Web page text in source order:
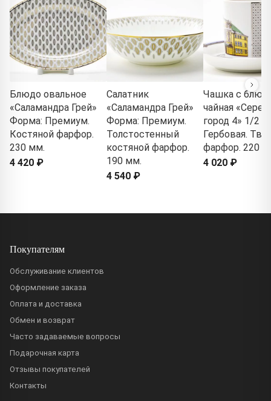
Блюдо овальное
«Саламандра Грей»
Форма: Премиум.
Костяной фарфор.
230 мм.
4 420 ₽
Салатник
«Саламандра Грей»
Форма: Премиум.
Толстостенный
костяной фарфор.
190 мм.
4 540 ₽
Чашка с
чайная
город 4» 1/2
Гербовая.
фарфор. 220
4 020 ₽
Покупателям
Обслуживание клиентов
Оформление заказа
Оплата и доставка
Обмен и возврат
Часто задаваемые вопросы
Подарочная карта
Отзывы покупателей
Контакты